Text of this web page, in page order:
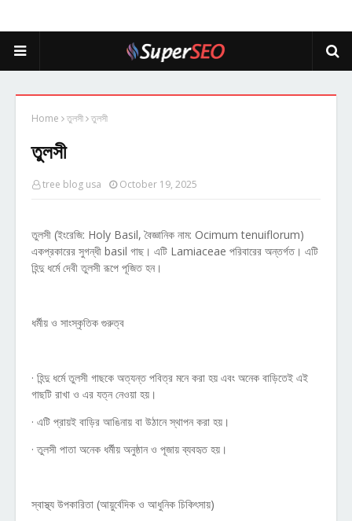
Home তুলসী তুলসী
তুলসী
tree blog usa October 19, 2025
তুলসী (ইংরেজি: Holy Basil, বৈজ্ঞানিক নাম: Ocimum tenuiflorum)
একপ্রকারের সুগন্ধী basil গাছ। এটি Lamiaceae পরিবারের অন্তর্গত। এটি
হিন্দু ধর্মে দেবী তুলসী রূপে পূজিত হন।
ধর্মীয় ও সাংস্কৃতিক গুরুত্ব
· হিন্দু ধর্মে তুলসী গাছকে অত্যন্ত পবিত্র মনে করা হয় এবং অনেক বাড়িতেই এই
গাছটি রাখা ও এর যত্ন নেওয়া হয়।
· এটি প্রায়ই বাড়ির আঙিনায় বা উঠানে স্থাপন করা হয়।
· তুলসী পাতা অনেক ধর্মীয় অনুষ্ঠান ও পূজায় ব্যবহৃত হয়।
স্বাস্থ্য উপকারিতা (আয়ুর্বেদিক ও আধুনিক চিকিৎসায়)